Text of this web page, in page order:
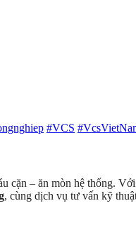
#VCS
cặn – ăn mòn hệ thống.
, cùng dịch vụ tư vấn kỹ